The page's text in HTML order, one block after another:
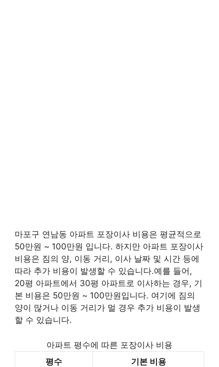
마포구 연남동 아파트 포장이사 비용은 평균적으로
50만원 ~ 100만원 입니다. 하지만 아파트 포장이사
비용은 짐의 양, 이동 거리, 이사 날짜 및 시간 등에
따라 추가 비용이 발생할 수 있습니다.예를 들어,
20평 아파트에서 30평 아파트로 이사하는 경우, 기
본 비용은 50만원 ~ 100만원입니다. 여기에 짐의
양이 많거나 이동 거리가 멀 경우 추가 비용이 발생
할 수 있습니다.
아파트 평수에 따른 포장이사 비용
평수
기본 비용